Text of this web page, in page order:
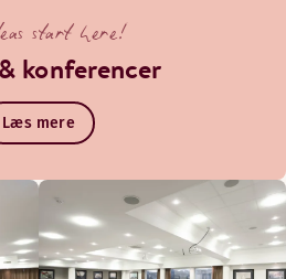
start here!
konferencer
Læs mere